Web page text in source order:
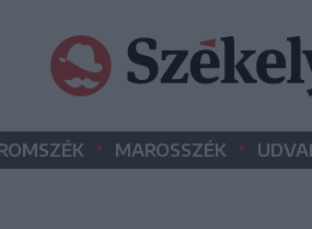
• MAROSSZÉK •